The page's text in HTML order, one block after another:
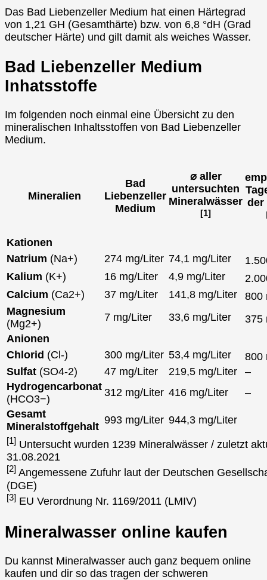
Das Bad Liebenzeller Medium hat einen Härtegrad
von 1,21 GH (Gesamthärte) bzw. von 6,8 °dH (Grad
deutscher Härte) und gilt damit als weiches Wasser.
Bad Liebenzeller Medium
Inhatsstoffe
Im folgenden noch einmal eine Übersicht zu den
mineralischen Inhaltsstoffen von Bad Liebenzeller
Medium.
Mineralien
Bad
Liebenzeller
Medium
⌀ aller
untersuchten
Mineralwässer
[1]
der
Kationen
Natrium (Na+) 274 mg/Liter 74,1 mg/Liter
Kalium (K+) 16 mg/Liter 4,9 mg/Liter
Calcium (Ca2+) 37 mg/Liter 141,8 mg/Liter
800
Magnesium
(Mg2+)
7 mg/Liter 33,6 mg/Liter
375
Anionen
Chlorid (Cl-) 300 mg/Liter 53,4 mg/Liter
800
Sulfat (SO4-2) 47 mg/Liter 219,5 mg/Liter
–
Hydrogencarbonat
(HCO3−)
312 mg/Liter 416 mg/Liter
–
Gesamt
Mineralstoffgehalt
993 mg/Liter 944,3 mg/Liter
[1] Untersucht wurden 1239 Mineralwässer / zuletzt
31.08.2021
[2] Angemessene Zufuhr laut der Deutschen
(DGE)
[3] EU Verordnung Nr. 1169/2011 (LMIV)
Mineralwasser online kaufen
Du kannst Mineralwasser auch ganz bequem online
kaufen und dir so das tragen der schweren